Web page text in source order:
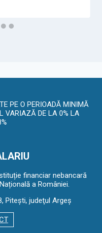
PE O PERIOADĂ MINIMĂ
VARIAZĂ DE LA 0% LA
financiar nebancară
a României.
Piteşti, judeţul Argeş